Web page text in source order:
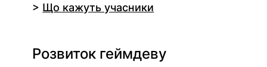
> Що кажуть учасники
Розвиток геймдеву